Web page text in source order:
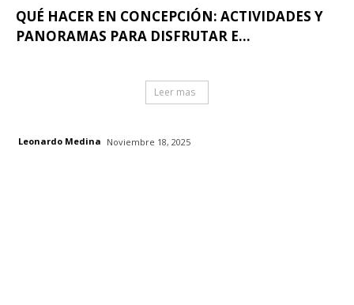
QUÉ HACER EN CONCEPCIÓN: ACTIVIDADES Y
PANORAMAS PARA DISFRUTAR E...
Leer mas
Leonardo Medina Noviembre 18, 2025